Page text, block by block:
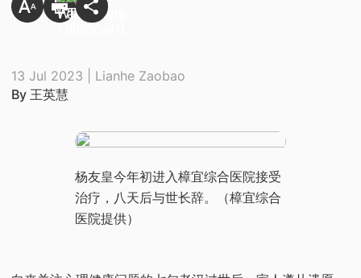
13 Jul 2023 | Lianhe Zaobao
By 王英慧
杨友皇今年初进入樟宜综合医院接受
治疗，八天后与世长辞。（樟宜综合
医院提供）